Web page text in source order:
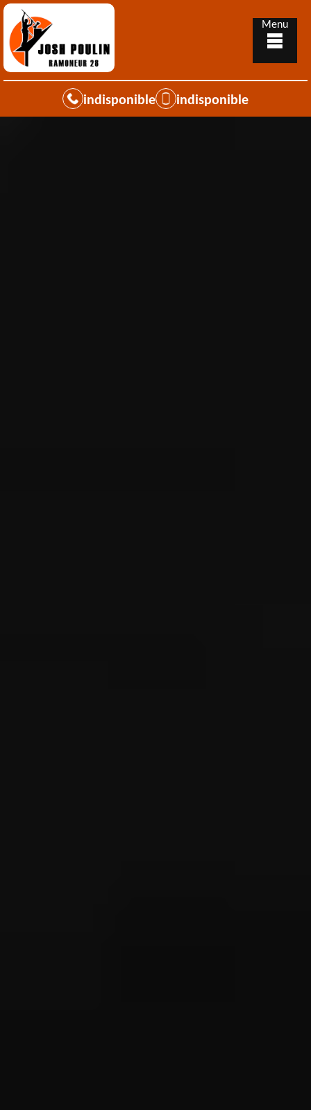
indisponible indisponible
Menu